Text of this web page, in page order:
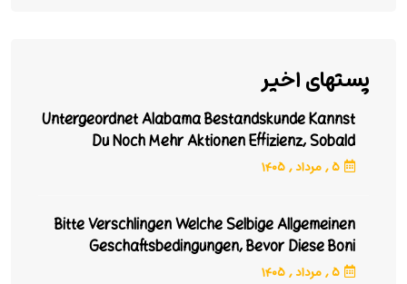
پستهای اخیر
Untergeordnet Alabama Bestandskunde Kannst
Du Noch Mehr Aktionen Effizienz, Sobald
Zyklisch Wechselnde Bonusangebote
۵ , مرداد, ۱۴۰۵
Bitte Verschlingen Welche Selbige Allgemeinen
Geschaftsbedingungen, Bevor Diese Boni
Kriegen Und Aufbauen
۵ , مرداد, ۱۴۰۵